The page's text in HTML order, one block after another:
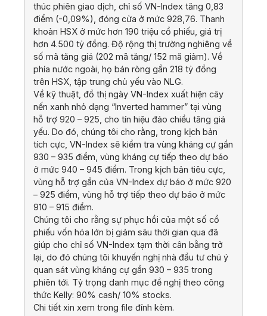
thúc phiên giao dịch, chỉ số VN-Index tăng 0,83
điểm (-0,09%), đóng cửa ở mức 928,76. Thanh
khoản HSX ở mức hơn 190 triệu cổ phiếu, giá trị
hơn 4.500 tỷ đồng. Độ rộng thị trường nghiêng về
số mã tăng giá (202 mã tăng/ 152 mã giảm). Về
phía nước ngoài, họ bán ròng gần 218 tỷ đồng
trên HSX, tập trung chủ yếu vào NLG.
Về kỹ thuật, đồ thị ngày VN-Index xuất hiện cây
nến xanh nhỏ dạng “Inverted hammer” tại vùng
hỗ trợ 920 – 925, cho tín hiệu đảo chiều tăng giá
yếu. Do đó, chúng tôi cho rằng, trong kịch bản
tích cực, VN-Index sẽ kiểm tra vùng kháng cự gần
930 – 935 điểm, vùng kháng cự tiếp theo dự báo
ở mức 940 – 945 điểm. Trong kịch bản tiêu cực,
vùng hỗ trợ gần của VN-Index dự báo ở mức 920
– 925 điểm, vùng hỗ trợ tiếp theo dự báo ở mức
910 – 915 điểm.
Chúng tôi cho rằng sự phục hồi của một số cổ
phiếu vốn hóa lớn bị giảm sâu thời gian qua đã
giúp cho chỉ số VN-Index tạm thời cân bằng trở
lại, do đó chúng tôi khuyến nghị nhà đầu tư chú ý
quan sát vùng kháng cự gần 930 – 935 trong
phiên tới. Tỷ trọng danh mục đề nghị theo công
thức Kelly: 90% cash/ 10% stocks.
Chi tiết xin xem trong file đính kèm.